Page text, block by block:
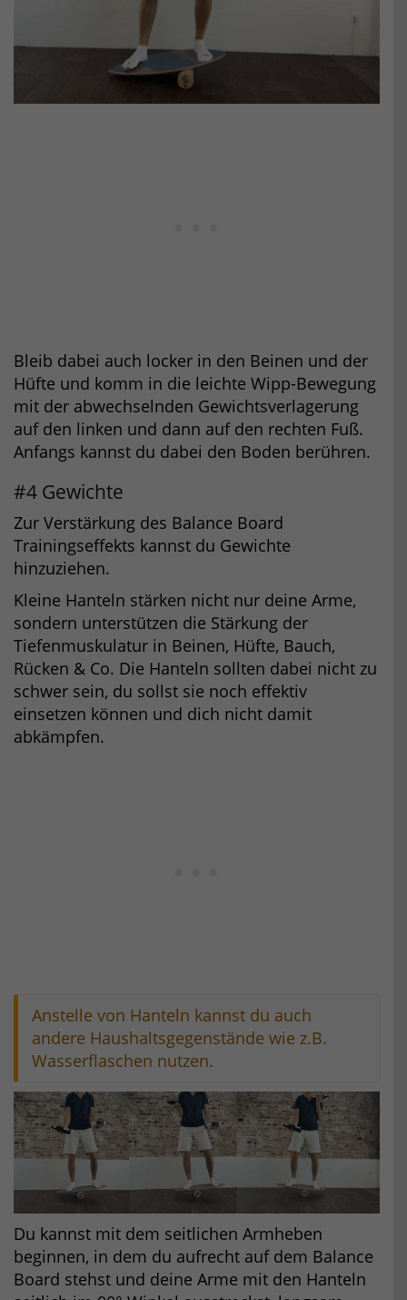
Bleib dabei auch locker in den Beinen und der
Hüfte und komm in die leichte Wipp-Bewegung
mit der abwechselnden Gewichtsverlagerung
auf den linken und dann auf den rechten Fuß.
Anfangs kannst du dabei den Boden berühren.
#4 Gewichte
Zur Verstärkung des Balance Board
Trainingseffekts kannst du Gewichte
hinzuziehen.
Kleine Hanteln stärken nicht nur deine Arme,
sondern unterstützen die Stärkung der
Tiefenmuskulatur in Beinen, Hüfte, Bauch,
Rücken & Co. Die Hanteln sollten dabei nicht zu
schwer sein, du sollst sie noch effektiv
einsetzen können und dich nicht damit
abkämpfen.
Anstelle von Hanteln kannst du auch
andere Haushaltsgegenstände wie z.B.
Wasserflaschen nutzen.
Du kannst mit dem seitlichen Armheben
beginnen, in dem du aufrecht auf dem Balance
Board stehst und deine Arme mit den Hanteln